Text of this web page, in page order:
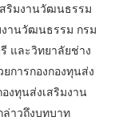
ริมงานวัฒนธรรม
านวัฒนธรรม กรม
และวิทยาลัยช่าง
ยการกองกองทุนส่ง
งทุนส่งเสริมงาน
าวถึงบทบาท